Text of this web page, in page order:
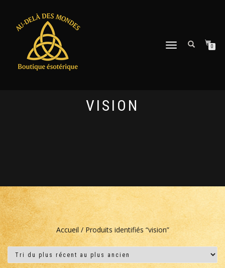
DÉPLIER
0
VISION
Accueil/ Produits identifiés “vision”